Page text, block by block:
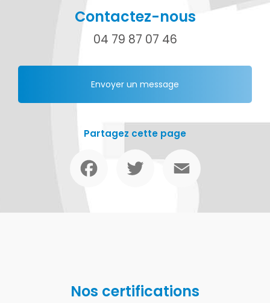
Contactez-nous
04 79 87 07 46
Envoyer un message
Partagez cette page
Facebook Twitter
Nos certifications